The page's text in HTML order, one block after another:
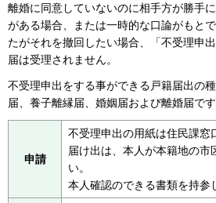
離婚に同意していないのに相手方が勝手
がある場合、または一時的な口論がもと
たがそれを撤回したい場合、「不受理申
届は受理されません。
不受理申出をする事ができる戸籍届出の
届、養子離縁届、婚姻届および離婚届です
申請
不受理申出の用紙は住民課窓
届け出は、本人が本籍地の市
い。
本人確認のできる書類を持参